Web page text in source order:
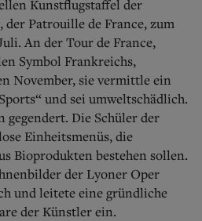
Kunstflugstaffel der
Patrouille de France, zum
An der Tour de France,
Symbol Frankreichs,
November, sie vermittle ein
und sei umweltschädlich.
gegendert. Die Schüler der
Einheitsmenüs, die
Bioprodukten bestehen sollen.
der Lyoner Oper
und leitete eine gründliche
der Künstler ein.